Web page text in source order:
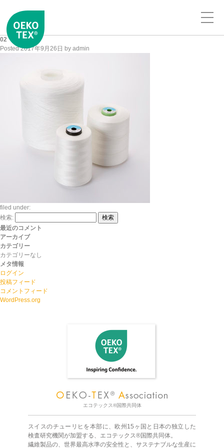
02
Posted2017年9月26日 by admin
filed under:
検索:
検索
最近のコメント
アーカイブ
カテゴリー
カテゴリーなし
メタ情報
ログイン
投稿フィード
コメントフィード
WordPress.org
エコテックス®国際共同体
スイスのチューリヒを本部に、欧州15ヶ国と日本の独立した
検査研究機関が加盟する、エコテックス®国際共同体。
繊維製品の、世界最高水準の安全性と、サステナブルな生産に